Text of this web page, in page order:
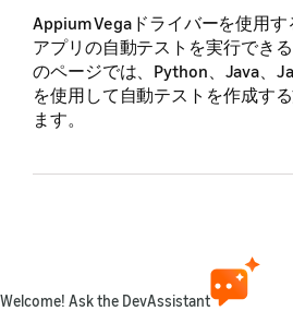
Appium Vegaドライバーを使用
アプリの自動テストを実行できる
のページでは、Python、Java、
を使用して自動テストを作成す
ます。
Appiumによるテストのセッ
Welcome! Ask the DevAssistant